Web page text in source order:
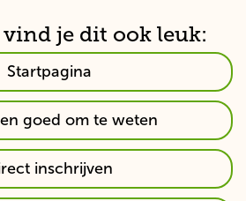
je dit ook leuk:
Misschien
vind
je
dit
ook
leuk:
Startpagina
goed om te weten
inschrijven